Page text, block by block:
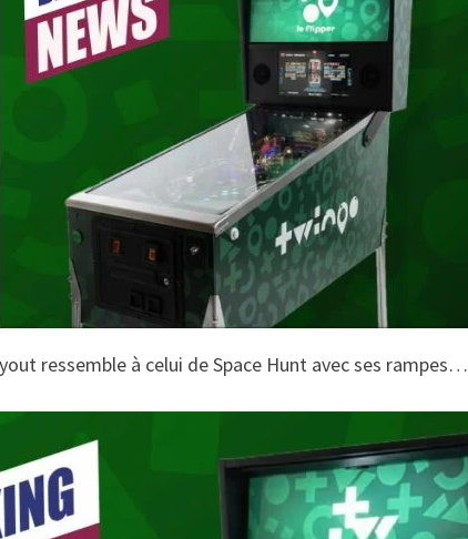
ressemble à celui de Space Hunt avec ses rampes…